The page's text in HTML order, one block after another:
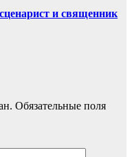
и священник
Обязательные поля